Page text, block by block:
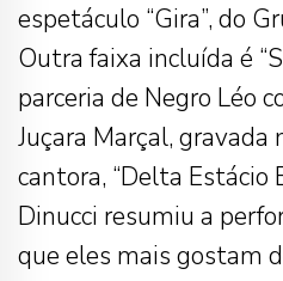
espetáculo “Gira”, do
Outra faixa incluída é
parceria de Negro Léo
Juçara Marçal, gravada
cantora, “Delta Estácio
Dinucci resumiu a
que eles mais gostam